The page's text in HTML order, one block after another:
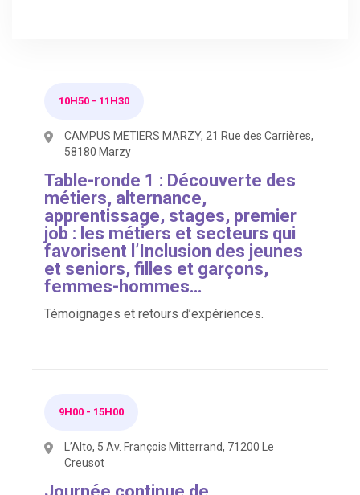
10H50 - 11H30
CAMPUS METIERS MARZY, 21 Rue des Carrières,
58180 Marzy
Table-ronde 1 : Découverte des
métiers, alternance,
apprentissage, stages, premier
job : les métiers et secteurs qui
favorisent l’Inclusion des jeunes
et seniors, filles et garçons,
femmes-hommes…
Témoignages et retours d’expériences.
9H00 - 15H00
L’Alto, 5 Av. François Mitterrand, 71200 Le
Creusot